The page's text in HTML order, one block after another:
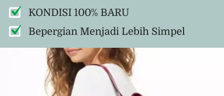
KONDISI 100% BARU
Bepergian Menjadi Lebih Simpel